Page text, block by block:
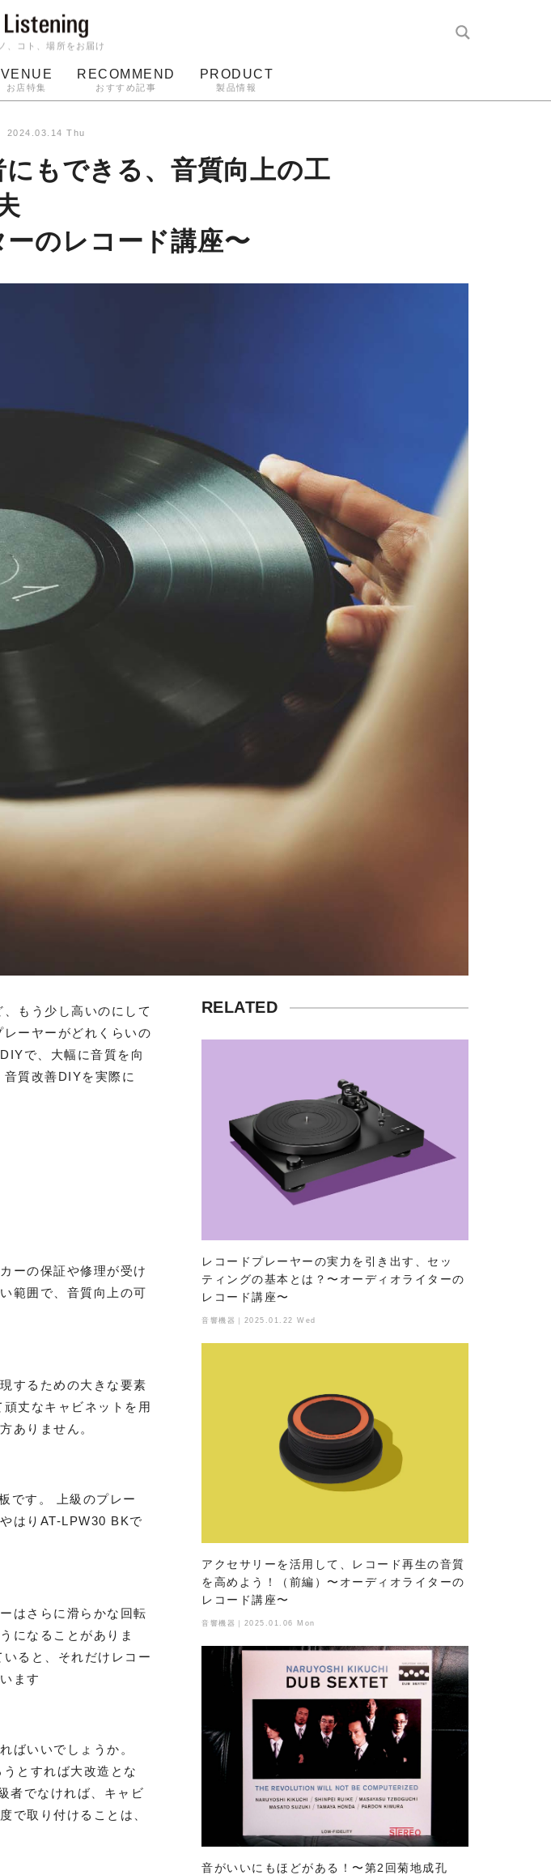
、コト、場所をお届け
VENUE
お店特集
RECOMMEND
おすすめ記事
PRODUCT
製品情報
ブル
2024.03.14 Thu
もできる、音質向上の工
のレコード講座〜
もう少し高いのにして
ーヤーがどれくらいの
で、大幅に音質を向
質改善DIYを実際に
ーの保証や修理が受け
範囲で、音質向上の可
するための大きな要素
丈なキャビネットを用
ありません。
です。 上級のプレー
はりAT-LPW30 BKで
はさらに滑らかな回転
になることがありま
ると、それだけレコー
ます
ばいいでしょうか。
とすれば大改造とな
者でなければ、キャビ
で取り付けることは、
RELATED
レコードプレーヤーの実力を引き出す、セッ
ティングの基本とは？〜オーディオライターの
レコード講座〜
音響機器｜2025.01.22 Wed
アクセサリーを活用して、レコード再生の音質
を高めよう！（前編）〜オーディオライターの
レコード講座〜
音響機器｜2025.01.06 Mon
音がいいにもほどがある！〜第2回菊地成孔